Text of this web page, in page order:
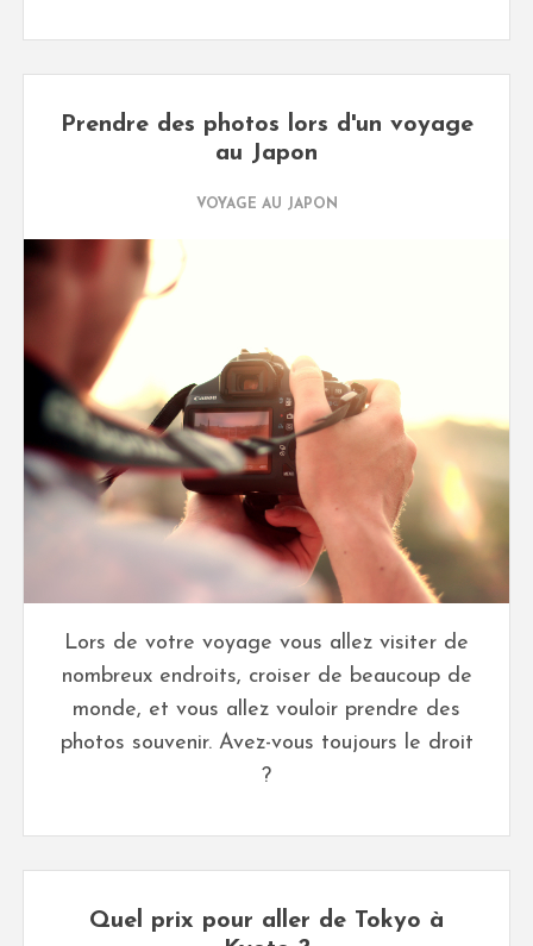
Prendre des photos lors d'un voyage
au Japon
VOYAGE AU JAPON
Lors de votre voyage vous allez visiter de
nombreux endroits, croiser de beaucoup de
monde, et vous allez vouloir prendre des
photos souvenir. Avez-vous toujours le droit
?
Quel prix pour aller de Tokyo à